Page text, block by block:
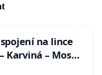
na lince
Karviná – Mosty